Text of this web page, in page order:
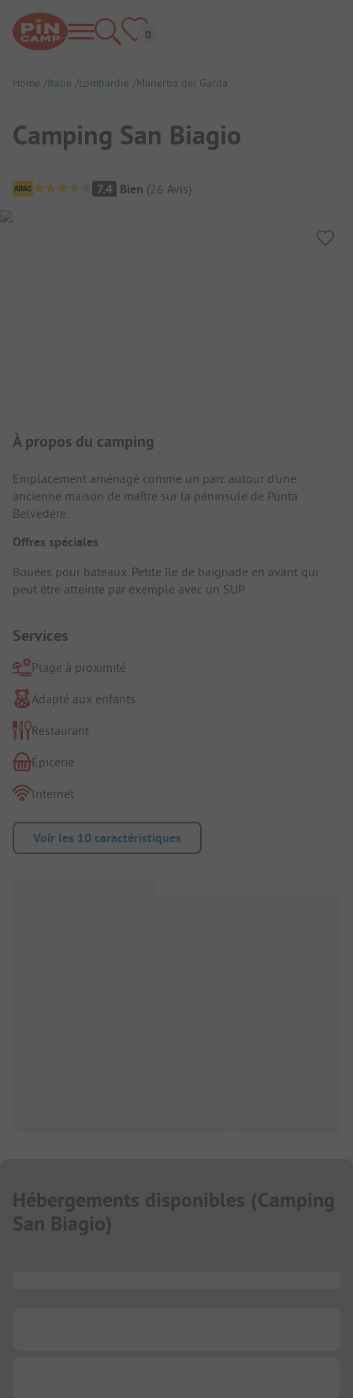
Home Italie Lombardie Manerba del Garda
Camping San Biagio
Aperçu du camping
7.4 Bien (26 Avis)
Présentation du camping
À propos du camping
Emplacement aménagé comme un parc autour d'une
ancienne maison de maître sur la péninsule de Punta
Belvedere.
Offres spéciales
Bouées pour bateaux. Petite île de baignade en avant qui
peut être atteinte par exemple avec un SUP.
Services
Plage à proximité
Adapté aux enfants
Restaurant
Épicerie
Internet
Voir les 10 caractéristiques
Hébergements disponibles (Camping
San Biagio)